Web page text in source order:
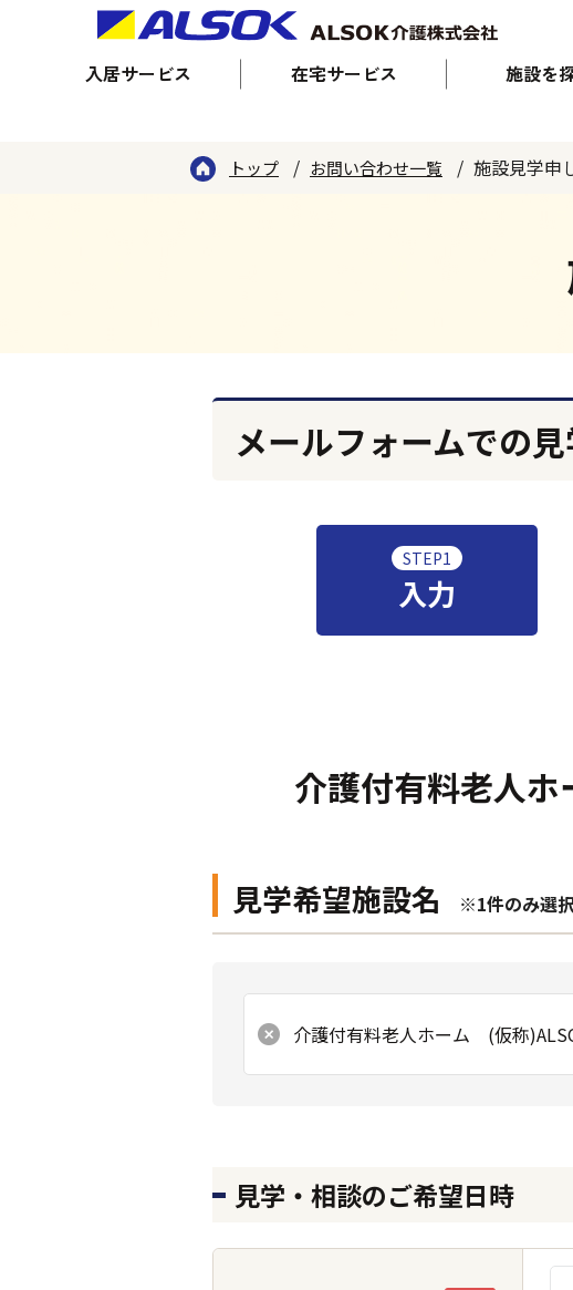
入居サービス 在宅サービス 施設を
トップ お問い合わせ一覧 施設見学申
メールフォームでの
STEP1
入力
介護付有料老人
見学希望施設名 ※1件のみ選
介護付有料老人ホーム (仮称
見学・相談のご希望日時